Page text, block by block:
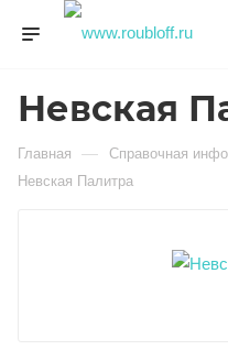
Невская
Главная — Справочная
Невская Палитра